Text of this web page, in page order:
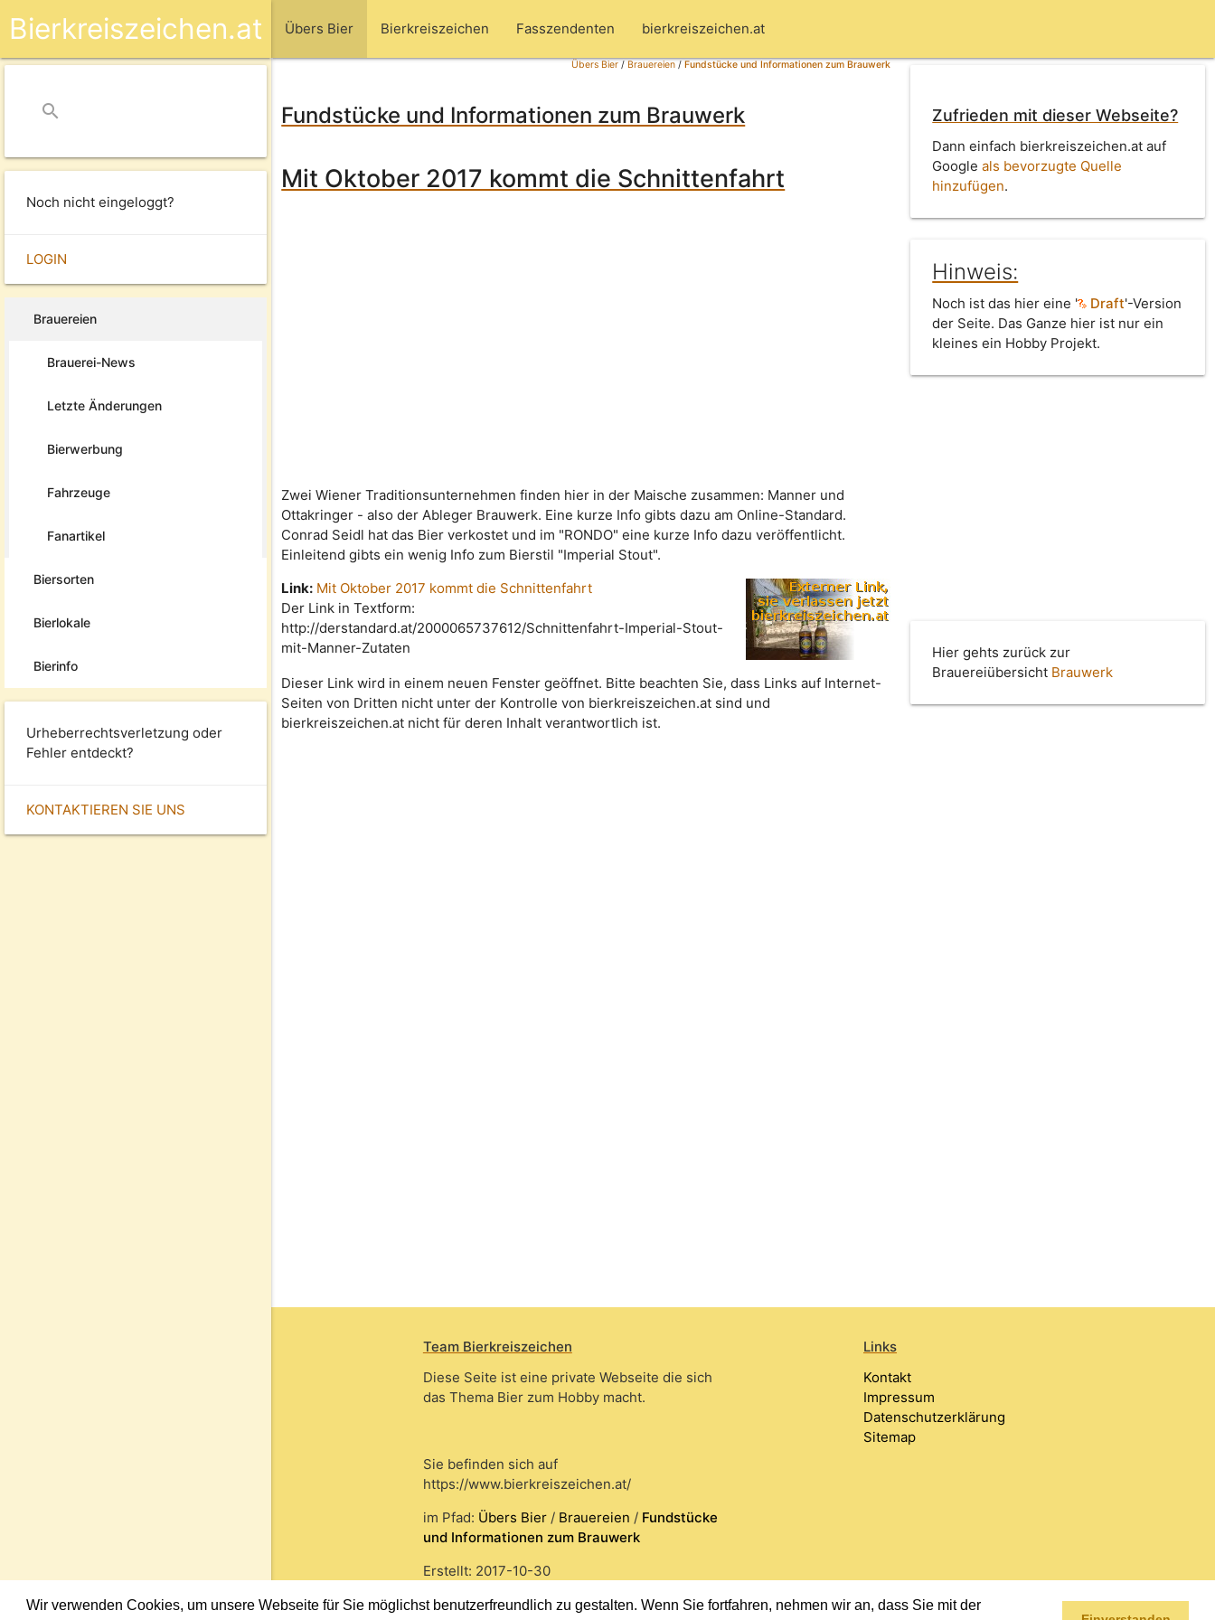
Wir verwenden Cookies, um unsere Webseite für Sie möglichst benutzerfreundlich zu gestalten. Wenn Sie fortfahren, nehmen wir an, dass Sie mit der
Übers Bier Bierkreiszeichen Fasszendenten bierkreiszeichen.at
Bierkreiszeichen.at
search
Noch nicht eingeloggt?
LOGIN
Brauereien
Brauerei-News
Letzte Änderungen
Bierwerbung
Fahrzeuge
Fanartikel
Biersorten
Bierlokale
Bierinfo
Urheberrechtsverletzung oder
Fehler entdeckt?
KONTAKTIEREN SIE UNS
Übers Bier/Brauereien/Fundstücke und Informationen zum Brauwerk
Fundstücke und Informationen zum Brauwerk
Mit Oktober 2017 kommt die Schnittenfahrt
Zwei Wiener Traditionsunternehmen finden hier in der Maische zusammen: Manner und
Ottakringer - also der Ableger Brauwerk. Eine kurze Info gibts dazu am Online-Standard.
Conrad Seidl hat das Bier verkostet und im "RONDO" eine kurze Info dazu veröffentlicht.
Einleitend gibts ein wenig Info zum Bierstil "Imperial Stout".
Link: Mit Oktober 2017 kommt die Schnittenfahrt
Der Link in Textform:
http://derstandard.at/2000065737612/Schnittenfahrt-Imperial-Stout-
mit-Manner-Zutaten
Dieser Link wird in einem neuen Fenster geöffnet. Bitte beachten Sie, dass Links auf Internet-
Seiten von Dritten nicht unter der Kontrolle von bierkreiszeichen.at sind und
bierkreiszeichen.at nicht für deren Inhalt verantwortlich ist.
Zufrieden mit dieser Webseite?
Dann einfach bierkreiszeichen.at auf
Googleals bevorzugte Quelle
hinzufügen.
Hinweis:
Noch ist das hier eine ' Draft'-Version
der Seite. Das Ganze hier ist nur ein
kleines ein Hobby Projekt.
Hier gehts zurück zur
Brauereiübersicht Brauwerk
Team Bierkreiszeichen
Diese Seite ist eine private Webseite die sich
das Thema Bier zum Hobby macht.
Sie befinden sich auf
https://www.bierkreiszeichen.at/
im Pfad: Übers Bier/ Brauereien / Fundstücke
und Informationen zum Brauwerk
Erstellt: 2017-10-30
Links
Kontakt
Impressum
Datenschutzerklärung
Sitemap